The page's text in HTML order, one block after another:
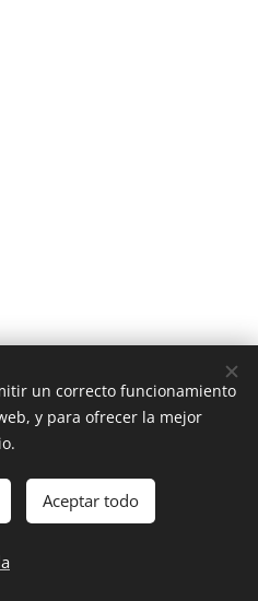
C/ALGINET Nº 13 TLF-
Nº 23 TLF- 954028508 41940
SEVILLA
un correcto funcionamiento
y para ofrecer la mejor
Aceptar todo